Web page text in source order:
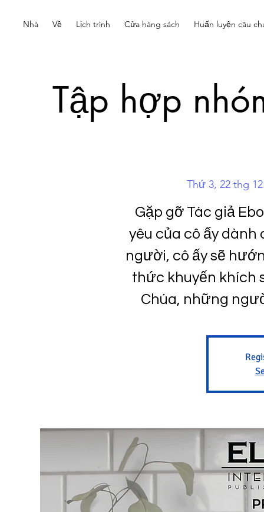
Nhà Về Lịch trình Cửa hàng sách Huấn luyện câu
Tập hợp
Thứ 3, 22 thg 12
Gặp gỡ Tác giả
yêu của cô ấy dành
người, cô ấy sẽ
thức khuyến khích
Chúa, những